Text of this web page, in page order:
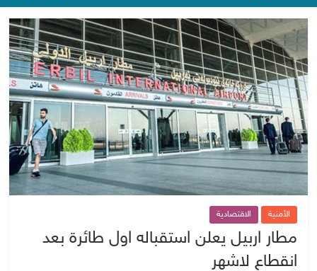
الأمنية الاقتصادية
مطار اربيل يعلن استقباله اول طائرة بعد
انقطاع لاشهر